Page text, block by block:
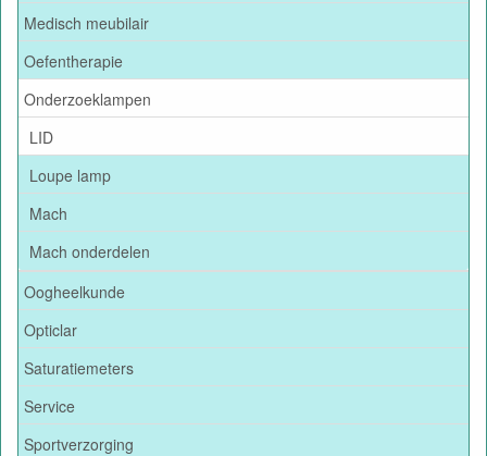
Medisch meubilair
Oefentherapie
Onderzoeklampen
LID
Loupe lamp
Mach
Mach onderdelen
Oogheelkunde
Opticlar
Saturatiemeters
Service
Sportverzorging